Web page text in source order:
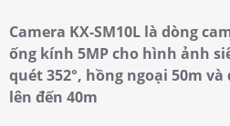
Camera KX-SM10L là dòng
ống kính 5MP cho hình ảnh
quét 352°, hồng ngoại 50m và
lên đến 40m